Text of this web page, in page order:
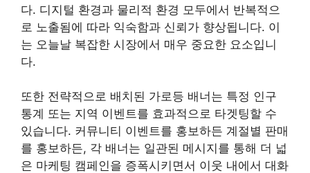
다. 디지털 환경과 물리적 환경 모두에서 반복적으
로 노출됨에 따라 익숙함과 신뢰가 향상됩니다. 이
는 오늘날 복잡한 시장에서 매우 중요한 요소입니
다.
또한 전략적으로 배치된 가로등 배너는 특정 인구
통계 또는 지역 이벤트를 효과적으로 타겟팅할 수
있습니다. 커뮤니티 이벤트를 홍보하든 계절별 판매
를 홍보하든, 각 배너는 일관된 메시지를 통해 더 넓
은 마케팅 캠페인을 증폭시키면서 이웃 내에서 대화